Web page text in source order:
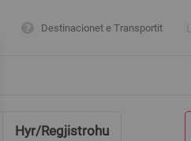
Destinacionet e Transportit
Hyr/Regjistrohu